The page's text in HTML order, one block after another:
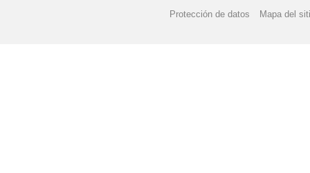
Protección de datos Mapa del